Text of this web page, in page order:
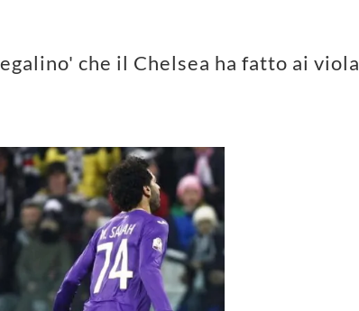
che il Chelsea ha fatto ai viola